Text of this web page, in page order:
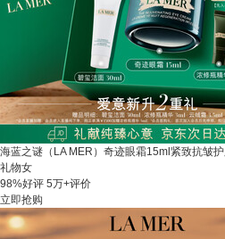
海蓝之谜（LA MER）奇迹眼霜15ml紧致抗皱
礼物女
98%好评 5万+评价
立即抢购